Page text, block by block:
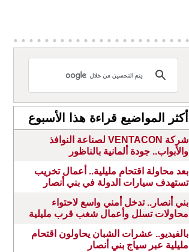
أكثر المواضيع قراءة هذا الأسبوع
شركة VENTACON لصناعة النوافذ
والأبواب.. جودة ألمانية بالناظور
بعد محاولة اقتحام مليلية.. أعمال تخريب
تستهدف سيارات الدولة في بني أنصار
بني أنصار.. تدخل أمني واسع لاحتواء
محاولات تسلل وأعمال شغب قرب مليلية
بالفيديو.. عشرات الشبان يحاولون اقتحام
مليلية عبر سياج بني أنصار